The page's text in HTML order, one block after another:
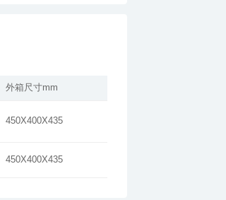
外箱尺寸mm
450X400X435
450X400X435